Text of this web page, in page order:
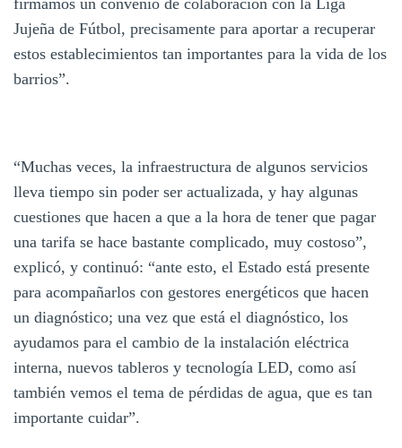
Jujeña de Fútbol, precisamente para aportar a recuperar
estos establecimientos tan importantes para la vida de los
barrios”.
“Muchas veces, la infraestructura de algunos servicios
lleva tiempo sin poder ser actualizada, y hay algunas
cuestiones que hacen a que a la hora de tener que pagar
una tarifa se hace bastante complicado, muy costoso”,
explicó, y continuó: “ante esto, el Estado está presente
para acompañarlos con gestores energéticos que hacen
un diagnóstico; una vez que está el diagnóstico, los
ayudamos para el cambio de la instalación eléctrica
interna, nuevos tableros y tecnología LED, como así
también vemos el tema de pérdidas de agua, que es tan
importante cuidar”.